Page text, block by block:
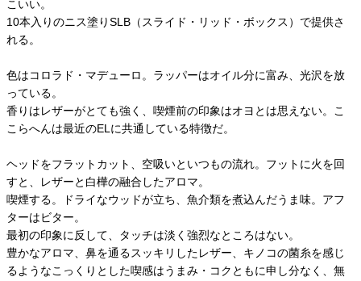
こいい。
10本入りのニス塗りSLB（スライド・リッド・ボックス）で提供さ
れる。
色はコロラド・マデューロ。ラッパーはオイル分に富み、光沢を放
っている。
香りはレザーがとても強く、喫煙前の印象はオヨとは思えない。こ
こらへんは最近のELに共通している特徴だ。
ヘッドをフラットカット、空吸いといつもの流れ。フットに火を回
すと、レザーと白樺の融合したアロマ。
喫煙する。ドライなウッドが立ち、魚介類を煮込んだうま味。アフ
ターはビター。
最初の印象に反して、タッチは淡く強烈なところはない。
豊かなアロマ、鼻を通るスッキリしたレザー、キノコの菌糸を感じ
るようなこっくりとした喫感はうまみ・コクともに申し分なく、無